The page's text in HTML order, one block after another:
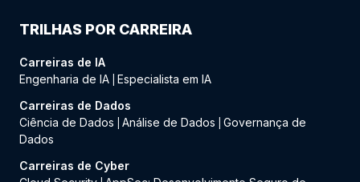
TRILHAS POR CARREIRA
Carreiras de IA
Engenharia de IA Especialista em IA
Carreiras de Dados
Ciência de Dados
Análise de Dados
Governança de
Dados
Carreiras de Cyber